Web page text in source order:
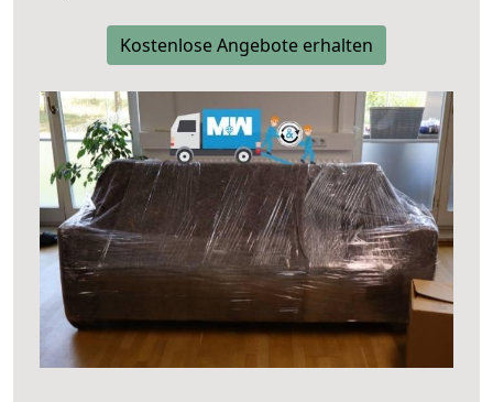
Kostenlose Angebote erhalten